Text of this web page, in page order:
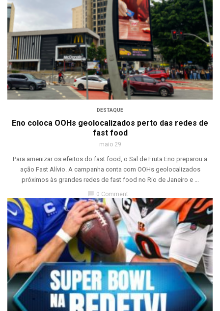
DESTAQUE
Eno coloca OOHs geolocalizados perto das redes de
fast food
maio 29
Para amenizar os efeitos do fast food, o Sal de Fruta Eno preparou a
ação Fast Alívio. A campanha conta com OOHs geolocalizados
próximos às grandes redes de fast food no Rio de Janeiro e ...
0 Comment